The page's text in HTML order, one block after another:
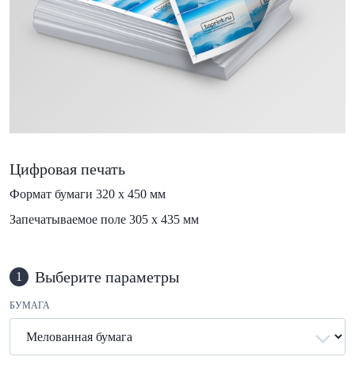
Цифровая печать
Формат бумаги 320 х 450 мм
Запечатываемое поле 305 х 435 мм
1 Выберите параметры
БУМАГА